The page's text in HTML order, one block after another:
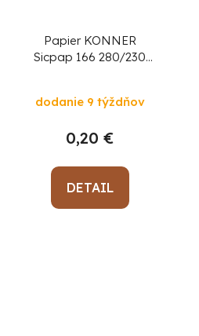
Papier KONNER
Sicpap 166 280/230
dodanie 9 týždňov
0,20 €
DETAIL